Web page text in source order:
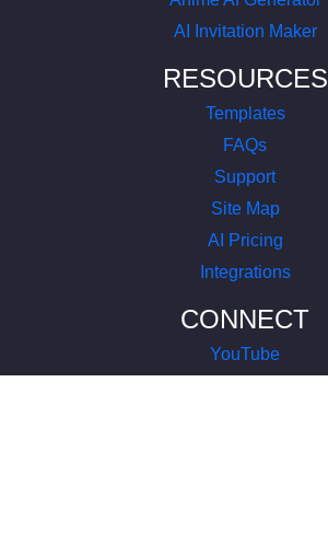
AI Invitation Maker
RESOURCES
Templates
FAQs
Support
Site Map
AI Pricing
Integrations
CONNECT
YouTube